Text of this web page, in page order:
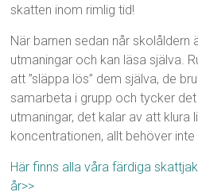
skatten inom rimlig tid!
När barnen sedan når skolåldern
utmaningar och kan läsa själva.
att ”släppa lös” dem själva, de
samarbeta i grupp och tycker
utmaningar, det kalar av att klura
koncentrationen, allt behöver
Här finns alla våra färdiga
år>>